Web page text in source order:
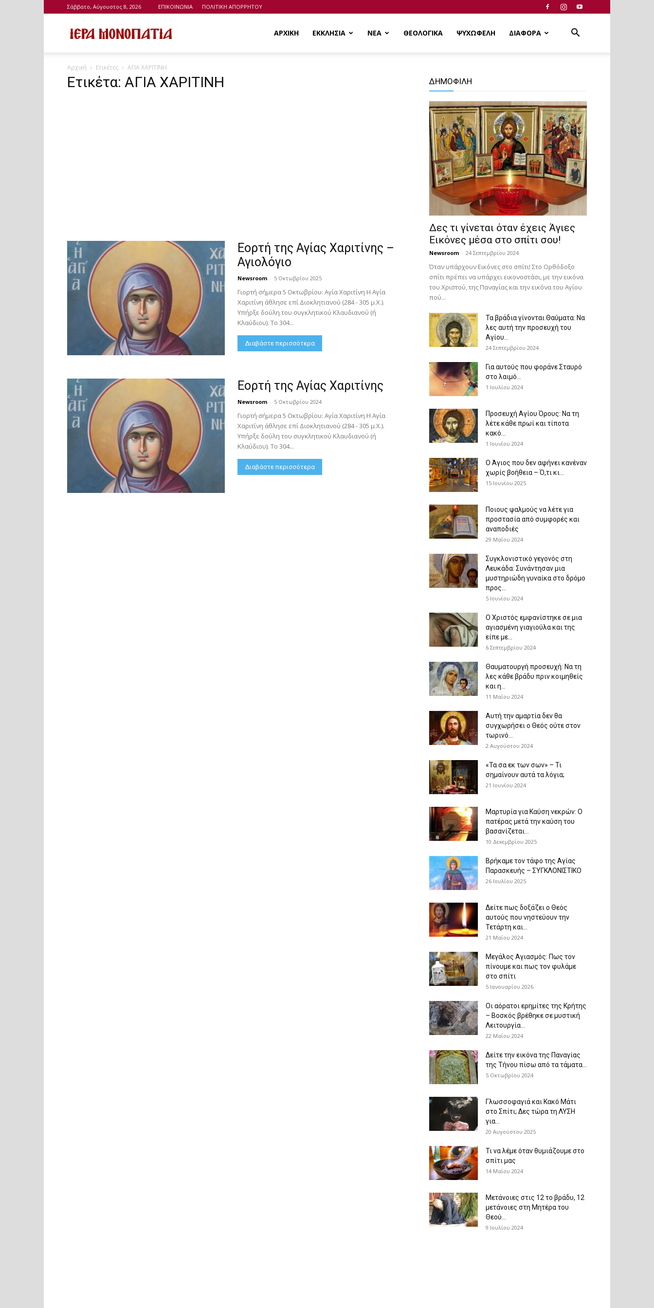
Σάββατο, Αύγουστος 8, 2026 ΕΠΙΚΟΙΝΩΝΙΑ ΠΟΛΙΤΙΚΗ ΑΠΟΡΡΗΤΟΥ
ΑΡΧΙΚΗ ΕΚΚΛΗΣΙΑ ΝΕΑ ΘΕΟΛΟΓΙΚΑ ΨΥΧΩΦΕΛΗ ΔΙΑΦΟΡΑ
Αρχική Ετικέτες ΑΓΙΑ ΧΑΡΙΤΙΝΗ
Ετικέτα: ΑΓΙΑ ΧΑΡΙΤΙΝΗ
Εορτή της Αγίας Χαριτίνης –
Αγιολόγιο
Newsroom - 5 Οκτωβρίου 2025
Γιορτή σήμερα 5 Οκτωβρίου: Αγία Χαριτίνη Η Αγία
Χαριτίνη άθλησε επί Διοκλητιανού (284 - 305 μ.Χ.).
Υπήρξε δούλη του συγκλητικού Κλαυδιανού (ή
Κλαύδιου). Το 304...
Διαβάστε περισσότερα
Εορτή της Αγίας Χαριτίνης
Newsroom - 5 Οκτωβρίου 2024
Γιορτή σήμερα 5 Οκτωβρίου: Αγία Χαριτίνη Η Αγία
Χαριτίνη άθλησε επί Διοκλητιανού (284 - 305 μ.Χ.).
Υπήρξε δούλη του συγκλητικού Κλαυδιανού (ή
Κλαύδιου). Το 304...
Διαβάστε περισσότερα
ΔΗΜΟΦΙΛΗ
Δες τι γίνεται όταν έχεις Άγιες
Εικόνες μέσα στο σπίτι σου!
Newsroom - 24 Σεπτεμβρίου 2024
Όταν υπάρχουν Εικόνες στο σπίτι! Στο Ορθόδοξο
σπίτι πρέπει να υπάρχει εικονοστάσι, με την εικόνα
του Χριστού, της Παν­αγίας και την εικόνα του Αγίου
πού...
Τα βράδια γίνονται Θαύματα: Να
λες αυτή την προσευχή του
Αγίου...
24 Σεπτεμβρίου 2024
Για αυτούς που φοράνε Σταυρό
στο λαιμό…
1 Ιουλίου 2024
Προσευχή Αγίου Όρους: Να τη
λέτε κάθε πρωί και τίποτα
κακό...
1 Ιουνίου 2024
Ο Άγιος που δεν αφήνει κανέναν
χωρίς βοήθεια – Ό,τι κι...
15 Ιουνίου 2025
Ποιους ψαλμούς να λέτε για
προστασία από συμφορές και
αναποδιές
29 Μαΐου 2024
Συγκλονιστικό γεγονός στη
Λευκάδα: Συνάντησαν μια
μυστηριώδη γυναίκα στο δρόμο
προς...
5 Ιουνίου 2024
Ο Χριστός εμφανίστηκε σε μια
αγιασμένη γιαγιούλα και της
είπε με...
6 Σεπτεμβρίου 2024
Θαυματουργή προσευχή: Να τη
λες κάθε βράδυ πριν κοιμηθείς
και η...
11 Μαΐου 2024
Αυτή την αμαρτία δεν θα
συγχωρήσει ο Θεός ούτε στον
τωρινό...
2 Αυγούστου 2024
«Τα σα εκ των σων» – Τι
σημαίνουν αυτά τα λόγια;
21 Ιουνίου 2024
Μαρτυρία για Καύση νεκρών: Ο
πατέρας μετά την καύση του
βασανίζεται...
10 Δεκεμβρίου 2025
Βρήκαμε τον τάφο της Αγίας
Παρασκευής – ΣΥΓΚΛΟΝΙΣΤΙΚΟ
26 Ιουλίου 2025
Δείτε πως δοξάζει ο Θεός
αυτούς που νηστεύουν την
Τετάρτη και...
21 Μαΐου 2024
Μεγάλος Αγιασμός: Πως τον
πίνουμε και πως τον φυλάμε
στο σπίτι
5 Ιανουαρίου 2026
Οι αόρατοι ερημίτες της Κρήτης
– Βοσκός βρέθηκε σε μυστική
Λειτουργία...
22 Μαΐου 2024
Δείτε την εικόνα της Παναγίας
της Τήνου πίσω από τα τάματα...
5 Οκτωβρίου 2024
Γλωσσοφαγιά και Κακό Μάτι
στο Σπίτι; Δες τώρα τη ΛΥΣΗ
για...
20 Αυγούστου 2025
Τι να λέμε όταν θυμιάζουμε στο
σπίτι μας
14 Μαΐου 2024
Μετάνοιες στις 12 το βράδυ, 12
μετάνοιες στη Μητέρα του
Θεού...
9 Ιουλίου 2024